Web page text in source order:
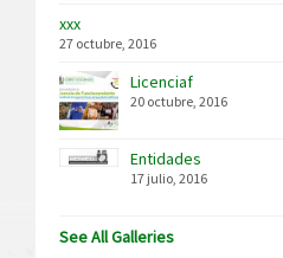
xxx
27 octubre, 2016
Licenciaf
20 octubre, 2016
Entidades
17 julio, 2016
See All Galleries